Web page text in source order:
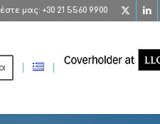
μας: +30 21 5560 9900